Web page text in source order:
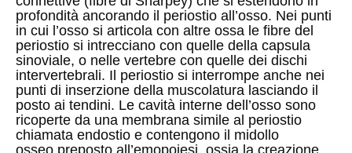
profondità ancorando il periostio all’osso. Nei punti
in cui l’osso si articola con altre ossa le fibre del
periostio si intrecciano con quelle della capsula
sinoviale, o nelle vertebre con quelle dei dischi
intervertebrali. Il periostio si interrompe anche nei
punti di inserzione della muscolatura lasciando il
posto ai tendini. Le cavità interne dell’osso sono
ricoperte da una membrana simile al periostio
chiamata endostio e contengono il midollo
osseo preposto all’emopoiesi, ossia la creazione